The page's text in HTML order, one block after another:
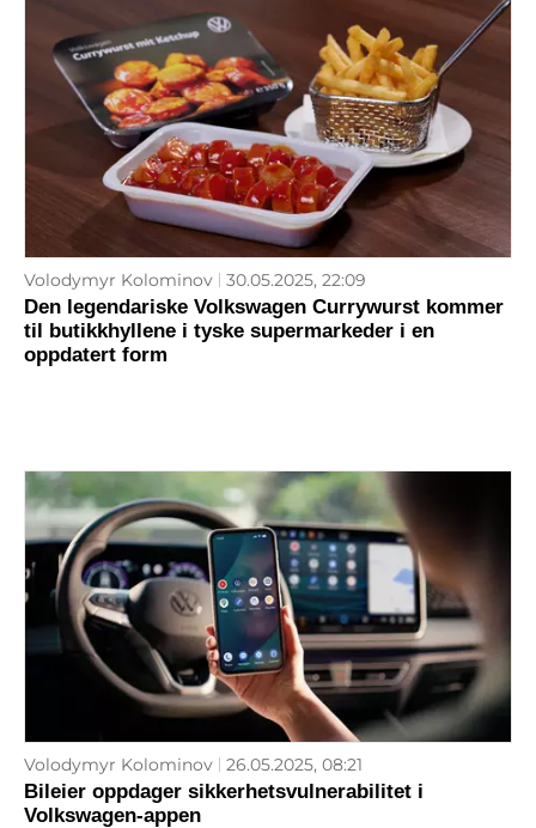
Volodymyr Kolominov 30.05.2025, 22:09
Den legendariske Volkswagen Currywurst kommer
til butikkhyllene i tyske supermarkeder i en
oppdatert form
Volodymyr Kolominov 26.05.2025, 08:21
Bileier oppdager sikkerhetsvulnerabilitet i
Volkswagen-appen